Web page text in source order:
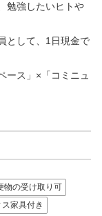
勉強したいヒトや
として、1日現金で
ース」×「コミニュ
物の受け取り可
ス家具付き